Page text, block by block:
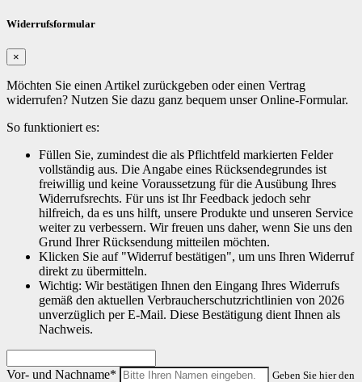
Widerrufsformular
×
Möchten Sie einen Artikel zurückgeben oder einen Vertrag
widerrufen? Nutzen Sie dazu ganz bequem unser Online-Formular.
So funktioniert es:
Füllen Sie, zumindest die als Pflichtfeld markierten Felder
vollständig aus. Die Angabe eines Rücksendegrundes ist
freiwillig und keine Voraussetzung für die Ausübung Ihres
Widerrufsrechts. Für uns ist Ihr Feedback jedoch sehr
hilfreich, da es uns hilft, unsere Produkte und unseren Service
weiter zu verbessern. Wir freuen uns daher, wenn Sie uns den
Grund Ihrer Rücksendung mitteilen möchten.
Klicken Sie auf "Widerruf bestätigen", um uns Ihren Widerruf
direkt zu übermitteln.
Wichtig: Wir bestätigen Ihnen den Eingang Ihres Widerrufs
gemäß den aktuellen Verbraucherschutzrichtlinien von 2026
unverzüglich per E-Mail. Diese Bestätigung dient Ihnen als
Nachweis.
Vor- und Nachname* Geben Sie hier den